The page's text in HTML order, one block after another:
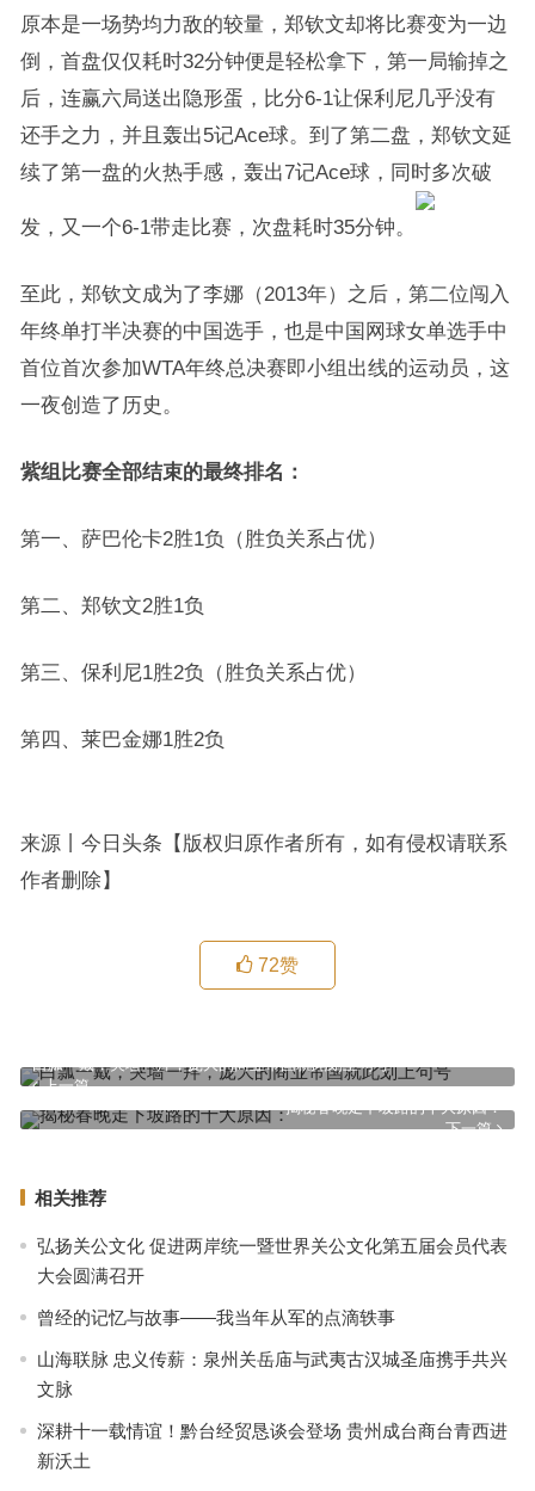
原本是一场势均力敌的较量，郑钦文却将比赛变为一边
倒，首盘仅仅耗时32分钟便是轻松拿下，第一局输掉之
后，连赢六局送出隐形蛋，比分6-1让保利尼几乎没有
还手之力，并且轰出5记Ace球。到了第二盘，郑钦文延
续了第一盘的火热手感，轰出7记Ace球，同时多次破
发，又一个6-1带走比赛，次盘耗时35分钟。
至此，郑钦文成为了李娜（2013年）之后，第二位闯入
年终单打半决赛的中国选手，也是中国网球女单选手中
首位首次参加WTA年终总决赛即小组出线的运动员，这
一夜创造了历史。
紫组比赛全部结束的最终排名：
第一、萨巴伦卡2胜1负（胜负关系占优）
第二、郑钦文2胜1负
第三、保利尼1胜2负（胜负关系占优）
第四、莱巴金娜1胜2负
来源丨今日头条【版权归原作者所有，如有侵权请联系
作者删除】
72赞
上一篇
白瓢一戴，哭墙一拜，庞大的商业帝国就此划上句号
下一篇
揭秘春晚走下坡路的十大原因：
相关推荐
弘扬关公文化 促进两岸统一暨世界关公文化第五届会员代表
大会圆满召开
曾经的记忆与故事——我当年从军的点滴轶事
山海联脉 忠义传薪：泉州关岳庙与武夷古汉城圣庙携手共兴
文脉
深耕十一载情谊！黔台经贸恳谈会登场 贵州成台商台青西进
新沃土